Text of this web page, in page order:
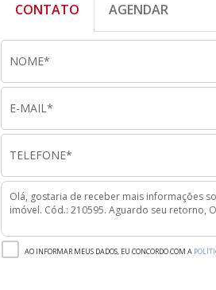
CONTATO AGENDAR
AO INFORMAR MEUS DADOS, EU CONCORDO COM A